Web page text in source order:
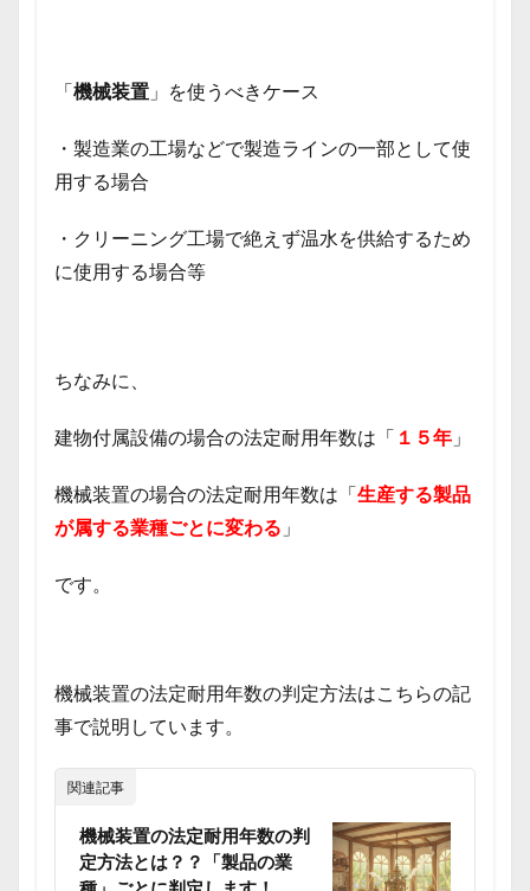
「 機械装置 」を使うべきケース
・製造業の工場などで製造ラインの一部として使
用する場合
・クリーニング工場で絶えず温水を供給するため
に使用する場合等
ちなみに、
建物付属設備の場合の法定耐用年数は「 １５年 」
機械装置の場合の法定耐用年数は「 生産する製品
が属する業種ごとに変わる 」
です。
機械装置の法定耐用年数の判定方法はこちらの記
事で説明しています。
関連記事
機械装置の法定耐用年数の判
定方法とは？？「製品の業